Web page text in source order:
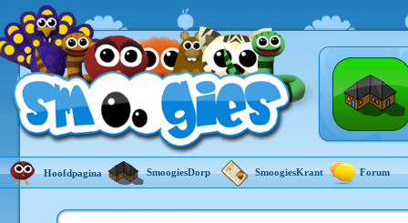
Hoofdpagina SmoogiesDorp SmoogiesKrant Forum